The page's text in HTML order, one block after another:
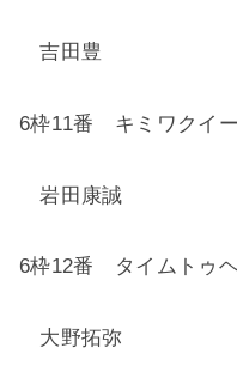
吉田豊
6枠11番 キミワクイ
岩田康誠
6枠12番 タイムトゥ
大野拓弥